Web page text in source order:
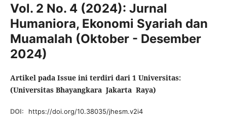
Vol. 2 No. 4 (2024): Jurnal
Humaniora, Ekonomi Syariah dan
Muamalah (Oktober - Desember
2024)
Artikel pada Issue ini terdiri dari 1 Universitas:
(Universitas Bhayangkara Jakarta Raya)
DOI: https://doi.org/10.38035/jhesm.v2i4